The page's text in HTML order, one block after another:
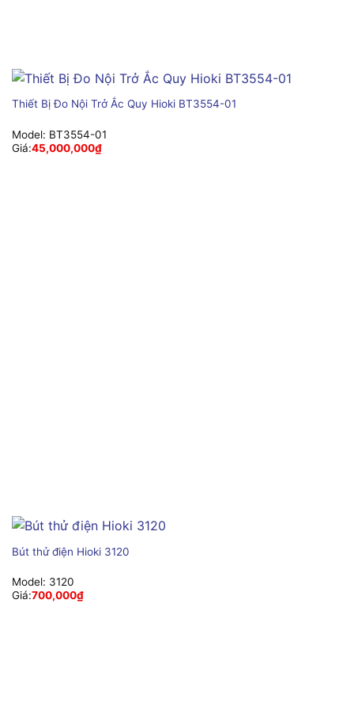
Thiết Bị Đo Nội Trở Ắc Quy Hioki BT3554-01
Model: BT3554-01
Giá:45,000,000₫
Bút thử điện Hioki 3120
Model: 3120
Giá:700,000₫